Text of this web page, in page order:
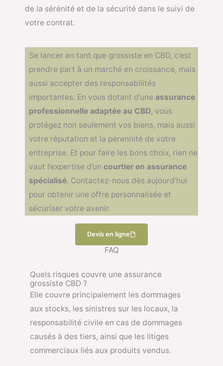
de la sérénité et de la sécurité dans le suivi de
votre contrat.
Se lancer en tant que grossiste en CBD, c’est
prendre part à un marché en croissance, mais
aussi accepter des responsabilités
importantes. En vous dotant d’une assurance
professionnelle adaptée au CBD, vous
protégez non seulement vos biens, mais aussi
votre réputation et la pérennité de votre
entreprise. Et pour faire les bons choix, rien ne
vaut l’expertise d’un courtier en assurance
spécialisé. Contactez-nous dès aujourd’hui
pour obtenir une offre personnalisée et
sécuriser votre avenir.
Devis en ligne
FAQ
Quels risques couvre une assurance
grossiste CBD ?
Elle couvre principalement les dommages
aux stocks, les sinistres sur les locaux, la
responsabilité civile en cas de dommages
causés à des tiers, ainsi que les litiges
commerciaux liés aux produits vendus.